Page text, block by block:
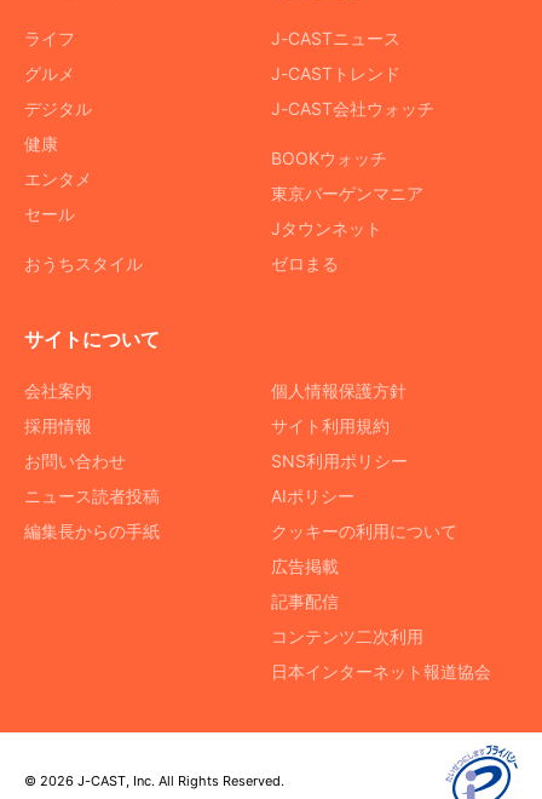
ライフ
グルメ
デジタル
健康
エンタメ
セール
おうちスタイル
J-CASTニュース
J-CASTトレンド
J-CAST会社ウォッチ
BOOKウォッチ
東京バーゲンマニア
Jタウンネット
ゼロまる
サイトについて
会社案内
採用情報
お問い合わせ
ニュース読者投稿
編集長からの手紙
個人情報保護方針
サイト利用規約
SNS利用ポリシー
AIポリシー
クッキーの利用について
広告掲載
記事配信
コンテンツ二次利用
日本インターネット報道協会
© 2026 J-CAST, Inc. All Rights Reserved.